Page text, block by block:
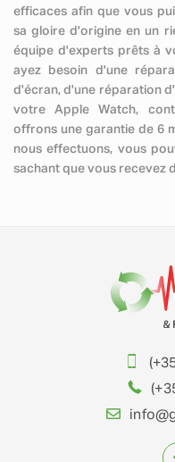
efficaces afin que vous
sa gloire d'origine en un
équipe d'experts prêts à
ayez besoin d'une
d'écran, d'une réparation
votre Apple Watch,
offrons une garantie de 6
nous effectuons, vous
sachant que vous recevez